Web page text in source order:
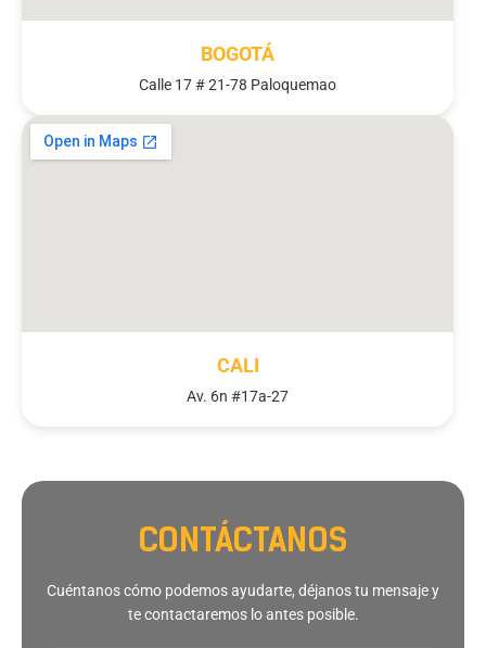
BOGOTÁ
Calle 17 # 21-78 Paloquemao
CALI
Av. 6n #17a-27
CONTÁCTANOS
Cuéntanos cómo podemos ayudarte, déjanos tu mensaje y
te contactaremos lo antes posible.